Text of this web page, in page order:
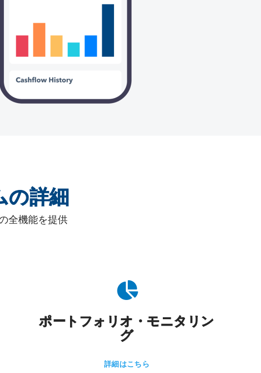
の詳細
全機能を提供
詳細はこちら
ポートフォリオ・モニタリン
グ